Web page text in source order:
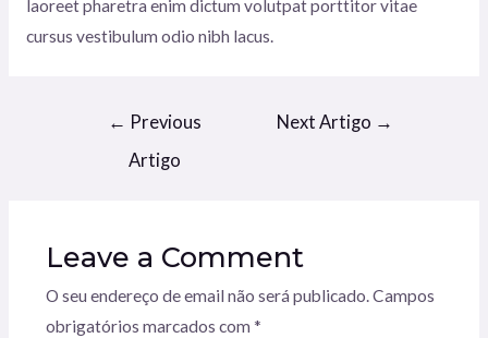
laoreet pharetra enim dictum volutpat porttitor vitae
cursus vestibulum odio nibh lacus.
Navegação
← Previous
Artigo
Next Artigo →
Leave a Comment
O seu endereço de email não será publicado.Campos
obrigatórios marcados com *